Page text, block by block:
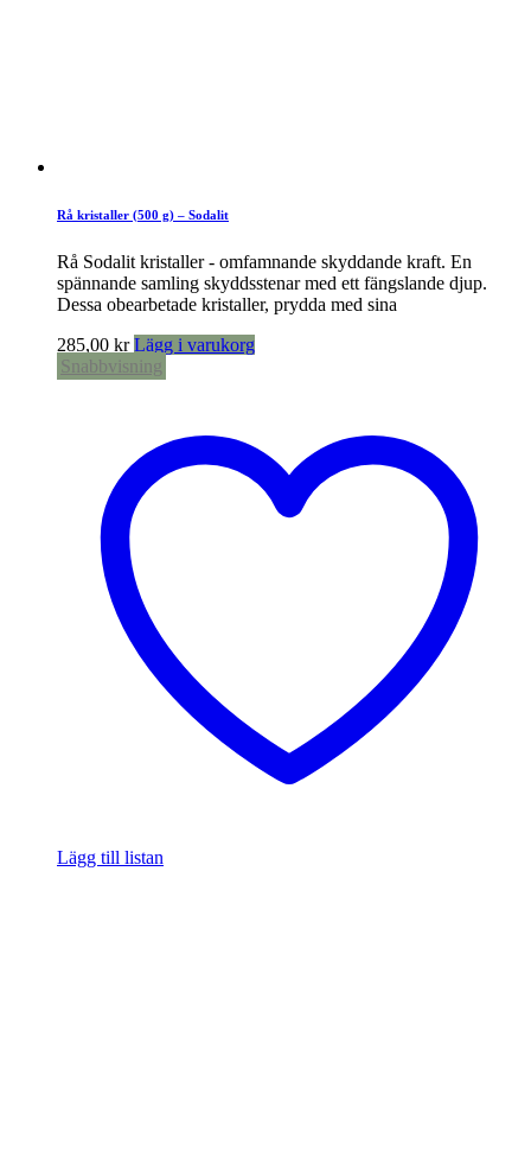
Rå kristaller (500 g) – Sodalit
Rå Sodalit kristaller - omfamnande skyddande kraft. En
spännande samling skyddsstenar med ett fängslande djup.
Dessa obearbetade kristaller, prydda med sina
285,00 kr Lägg i varukorg
Snabbvisning
Lägg till listan